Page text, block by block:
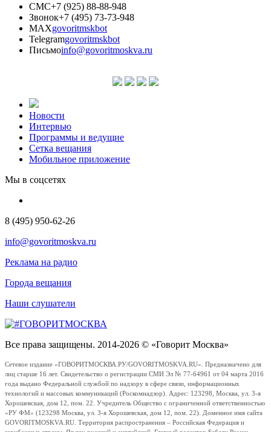
СМС+7 (925) 88-88-948
Звонок+7 (495) 73-73-948
MAXgovoritmskbot
Telegramgovoritmskbot
Письмоinfo@govoritmoskva.ru
Новости
Интервью
Программы и ведущие
Сетка вещания
Мобильное приложение
Мы в соцсетях
8 (495) 950-62-26
info@govoritmoskva.ru
Реклама на радио
Города вещания
Наши слушатели
Все права защищены. 2014-2026 © «Говорит Москва»
Сетевое издание «ГОВОРИТМОСКВА.РУ/GOVORITMOSKVA.RU». Предназначено для
лиц старше 16 лет. Свидетельство о регистрации СМИ Эл № 77-64961 от 04 марта 2016
года выдано Федеральной службой по надзору в сфере связи, информационных
технологий и массовых коммуникаций (Роскомнадзор). Адрес: 123298, Москва, ул. 3-я
Хорошевская, дом 12, пом. 22. Учредитель Общество с ограниченной ответственностью
«РУ ФМ» (123298 Москва, ул. 3-я Хорошевская, дом 12, пом. 22). Доменное имя сайта
GOVORITMOSKVA.RU. Территория распространения – Российская Федерация и